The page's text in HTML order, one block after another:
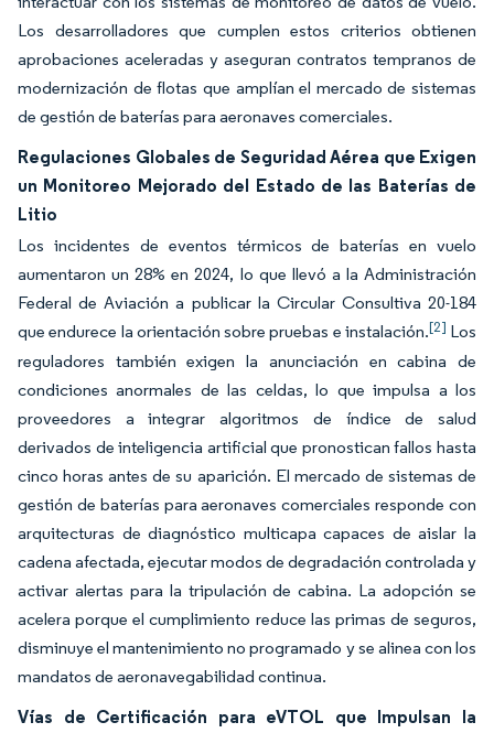
Los desarrolladores que cumplen estos criterios obtienen
aprobaciones aceleradas y aseguran contratos tempranos de
modernización de flotas que amplían el mercado de sistemas
de gestión de baterías para aeronaves comerciales.
Regulaciones Globales de Seguridad Aérea que Exigen
un Monitoreo Mejorado del Estado de las Baterías de
Litio
Los incidentes de eventos térmicos de baterías en vuelo
aumentaron un 28% en 2024, lo que llevó a la Administración
Federal de Aviación a publicar la Circular Consultiva 20-184
que endurece la orientación sobre pruebas e instalación.[2] Los
reguladores también exigen la anunciación en cabina de
condiciones anormales de las celdas, lo que impulsa a los
proveedores a integrar algoritmos de índice de salud
derivados de inteligencia artificial que pronostican fallos hasta
cinco horas antes de su aparición. El mercado de sistemas de
gestión de baterías para aeronaves comerciales responde con
arquitecturas de diagnóstico multicapa capaces de aislar la
cadena afectada, ejecutar modos de degradación controlada y
activar alertas para la tripulación de cabina. La adopción se
acelera porque el cumplimiento reduce las primas de seguros,
disminuye el mantenimiento no programado y se alinea con los
mandatos de aeronavegabilidad continua.
Vías de Certificación para eVTOL que Impulsan la